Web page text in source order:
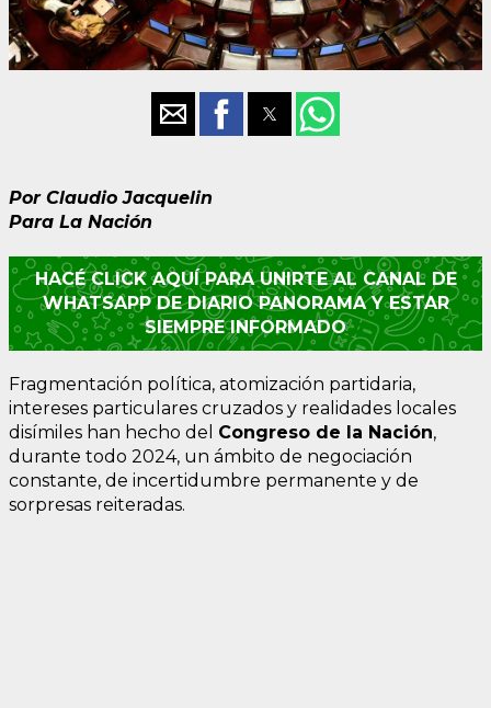
Por Claudio Jacquelin
Para La Nación
HACÉ CLICK AQUÍ PARA UNIRTE AL CANAL DE
WHATSAPP DE DIARIO PANORAMA Y ESTAR
SIEMPRE INFORMADO
Fragmentación política, atomización partidaria,
intereses particulares cruzados y realidades locales
disímiles han hecho del Congreso de la Nación,
durante todo 2024, un ámbito de negociación
constante, de incertidumbre permanente y de
sorpresas reiteradas.